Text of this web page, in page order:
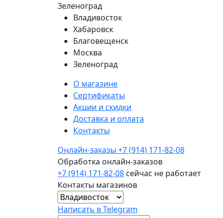
Зеленоград
Владивосток
Хабаровск
Благовещенск
Москва
Зеленоград
О магазине
Сертификаты
Акции и скидки
Доставка и оплата
Контакты
Онлайн-заказы +7 (914) 171-82-08
Обработка онлайн-заказов
+7 (914) 171-82-08 сейчас не работает
Контакты магазинов
Написать в Telegram